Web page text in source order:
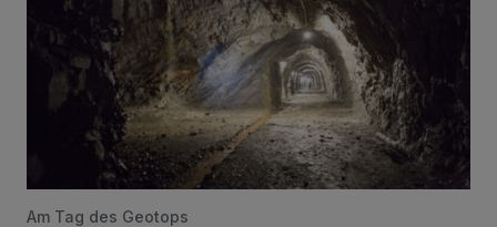
Am Tag des Geotops